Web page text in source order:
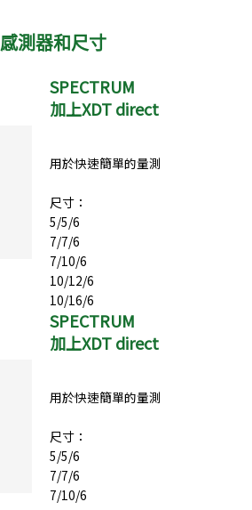
感測器和尺寸
SPECTRUM
加上XDT direct
用於快速簡單的量測
尺寸：
5/5/6
7/7/6
7/10/6
10/12/6
10/16/6
SPECTRUM
加上XDT direct
用於快速簡單的量測
尺寸：
5/5/6
7/7/6
7/10/6